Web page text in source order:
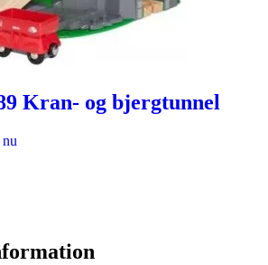
Kran- og bjergtunnel